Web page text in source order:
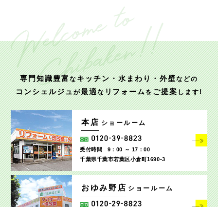
専門知識豊富なキッチン・水まわり・外壁などの
コンシェルジュが最適なリフォームをご提案します!
本店 ショールーム
受付時間
9：00 ～ 17：00
千葉県千葉市若葉区小倉町1690‐3
おゆみ野店 ショールーム